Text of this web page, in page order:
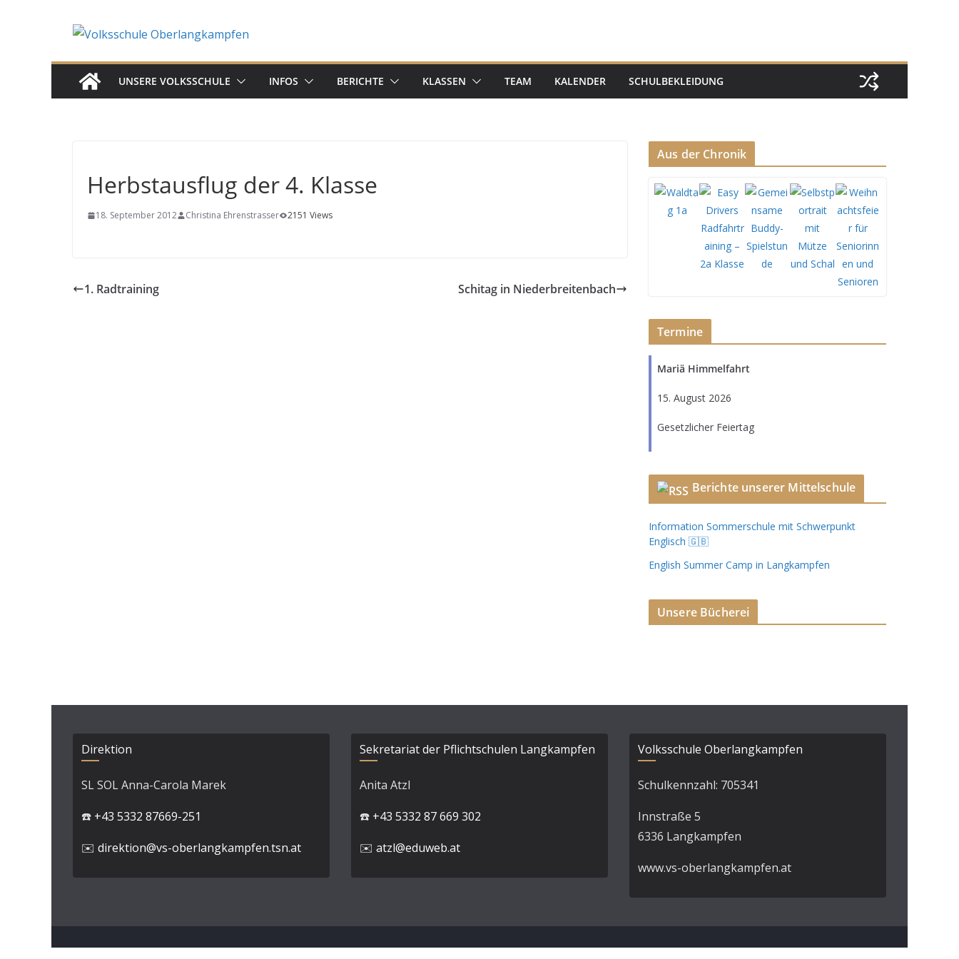
UNSERE VOLKSSCHULE INFOS BERICHTE KLASSEN TEAM KALENDER SCHULBEKLEIDUNG
Herbstausflug der 4. Klasse
18. September 2012 Christina Ehrenstrasser 2151 Views
1. Radtraining Schitag in Niederbreitenbach
Aus der Chronik
Termine
Mariä Himmelfahrt
15. August 2026
Gesetzlicher Feiertag
Berichte unserer Mittelschule
Information Sommerschule mit Schwerpunkt
Englisch 🇬🇧
English Summer Camp in Langkampfen
Unsere Bücherei
Direktion
SL SOL Anna-Carola Marek
☎️ +43 5332 87669-251
✉️ direktion@vs-oberlangkampfen.tsn.at
Sekretariat der Pflichtschulen Langkampfen
Anita Atzl
☎️ +43 5332 87 669 302
✉️ atzl@eduweb.at
Volksschule Oberlangkampfen
Schulkennzahl: 705341
Innstraße 5
6336 Langkampfen
www.vs-oberlangkampfen.at